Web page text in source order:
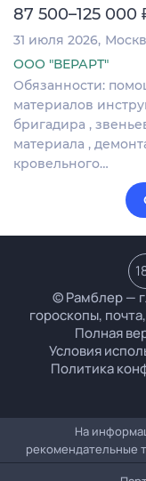
87 500–125 000
31 июля 2026
ООО "ВЕРАРТ"
Обязанности:
материалов
бригадира ,
материала ,
кровельного…
© Рамблер —
гороскопы,
Полная
Условия
Политика
На
рекомендательные